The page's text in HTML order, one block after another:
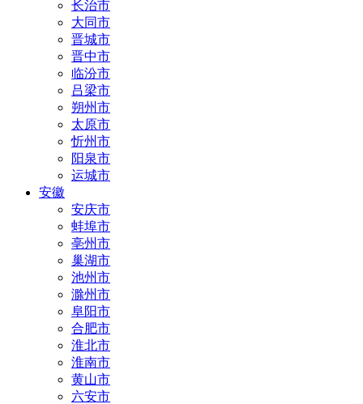
长治市
大同市
晋城市
晋中市
临汾市
吕梁市
朔州市
太原市
忻州市
阳泉市
运城市
安徽
安庆市
蚌埠市
亳州市
巢湖市
池州市
滁州市
阜阳市
合肥市
淮北市
淮南市
黄山市
六安市